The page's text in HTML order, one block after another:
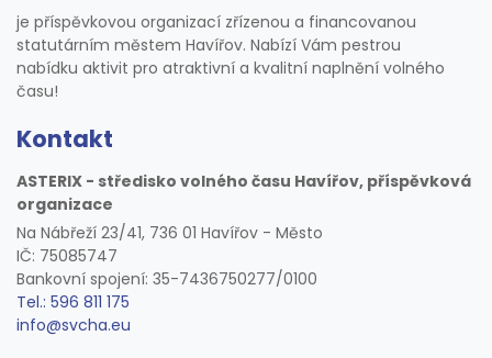
je příspěvkovou organizací zřízenou a financovanou
statutárním městem Havířov. Nabízí Vám pestrou
nabídku aktivit pro atraktivní a kvalitní naplnění volného
času!
Kontakt
ASTERIX - středisko volného času Havířov, příspěvková
organizace
Na Nábřeží 23/41, 736 01 Havířov - Město
IČ: 75085747
Bankovní spojení: 35-7436750277/0100
Tel.: 596 811 175
info@svcha.eu